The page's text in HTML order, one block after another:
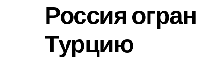
Россия
Турцию